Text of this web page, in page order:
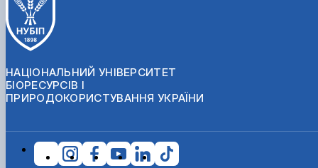
НАЦІОНАЛЬНИЙ УНІВЕРСИТЕТ
БІОРЕСУРСІВ І
ПРИРОДОКОРИСТУВАННЯ УКРАЇНИ